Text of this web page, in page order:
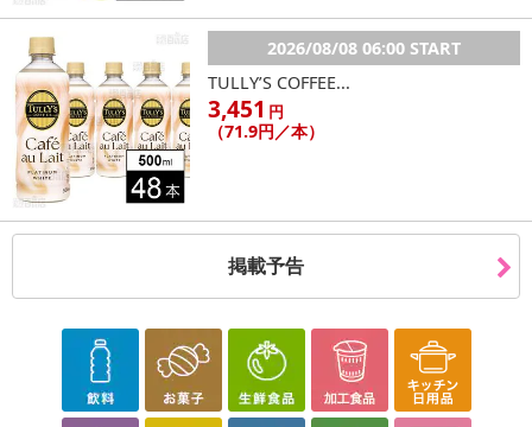
2026/08/08 06:00 START
TULLY’S COFFEE...
3,451 円
（71.9円／本）
掲載予告